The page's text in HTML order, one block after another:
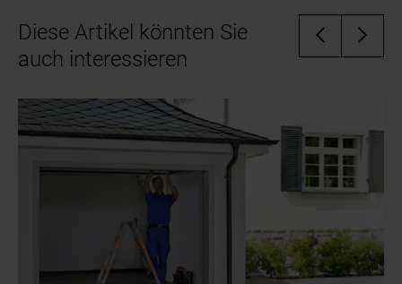
Diese Artikel könnten Sie
auch interessieren